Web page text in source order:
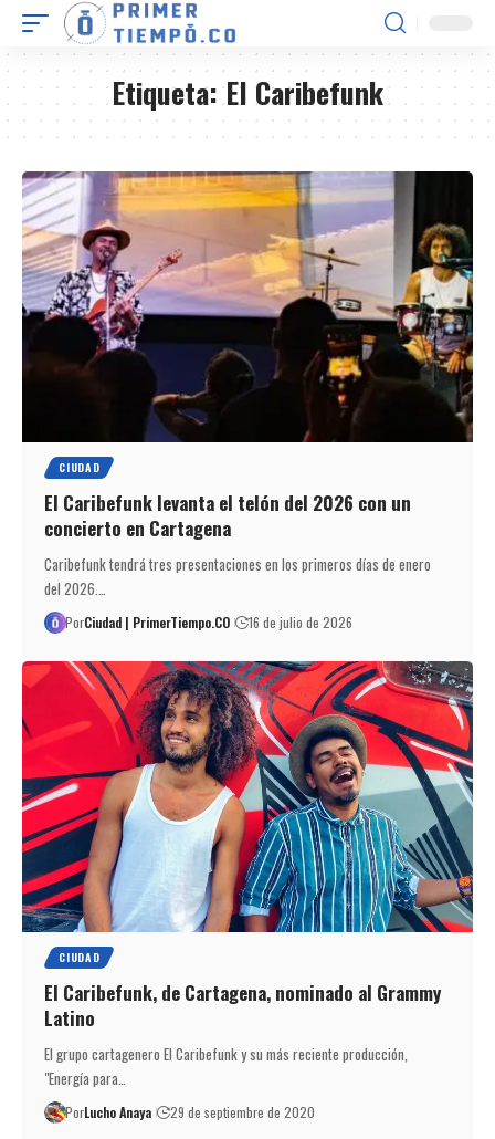
Etiqueta:El Caribefunk
CIUDAD
El Caribefunk levanta el telón del 2026 con un
concierto en Cartagena
Caribefunk tendrá tres presentaciones en los primeros días de enero
del 2026.…
PorCiudad | PrimerTiempo.CO 16 de julio de 2026
CIUDAD
El Caribefunk, de Cartagena, nominado al Grammy
Latino
El grupo cartagenero El Caribefunk y su más reciente producción,
"Energía para…
PorLucho Anaya 29 de septiembre de 2020